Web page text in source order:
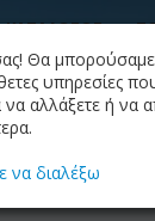
ΚΑΤΑΛΟΓΟΣ
μου
Θα
υπηρεσίες
να αλλάξετε ή να
να διαλέξω